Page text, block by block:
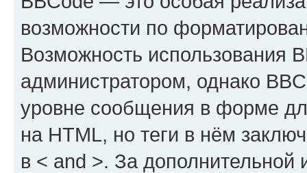
возможности по
Возможность использования
администратором, однако
уровне сообщения в форме
на HTML, но теги в нём
в < and >. За